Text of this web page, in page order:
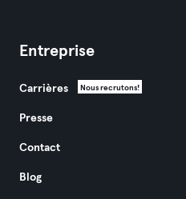
Entreprise
Carrières Nous recrutons!
Presse
Contact
Blog